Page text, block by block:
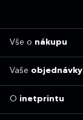
Vše o nákupu
Vaše objednávky
O inetprintu